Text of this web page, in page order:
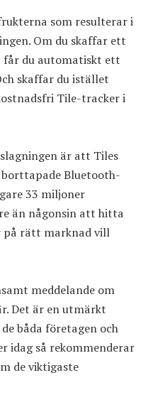
som resulterar i
Om du skaffar ett
får du automatiskt ett
skaffar du istället
Tile-tracker i
är att Tiles
Bluetooth-
33 miljoner
än någonsin att hitta
på rätt marknad vill
meddelande om
. Det är en utmärkt
båda företagen och
idag så rekommenderar
de viktigaste